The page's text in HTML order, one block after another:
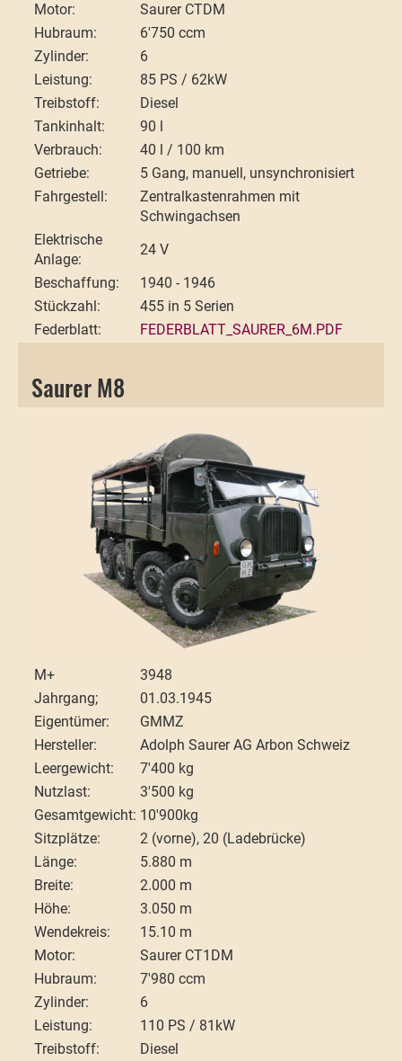
Motor:
Saurer CTDM
Hubraum:
6'750 ccm
Zylinder:
6
Leistung:
85 PS / 62kW
Treibstoff:
Diesel
Tankinhalt:
90 l
Verbrauch:
40 l / 100 km
Getriebe:
5 Gang, manuell, unsynchronisiert
Fahrgestell:
Zentralkastenrahmen mit
Schwingachsen
Elektrische
Anlage:
24 V
Beschaffung:
1940 - 1946
Stückzahl:
455 in 5 Serien
Federblatt:
FEDERBLATT_SAURER_6M.PDF
Saurer M8
M+
3948
Jahrgang;
01.03.1945
Eigentümer:
GMMZ
Hersteller:
Adolph Saurer AG Arbon Schweiz
Leergewicht:
7'400 kg
Nutzlast:
3'500 kg
Gesamtgewicht: 10'900kg
Sitzplätze:
2 (vorne), 20 (Ladebrücke)
Länge:
5.880 m
Breite:
2.000 m
Höhe:
3.050 m
Wendekreis:
15.10 m
Motor:
Saurer CT1DM
Hubraum:
7'980 ccm
Zylinder:
6
Leistung:
110 PS / 81kW
Treibstoff:
Diesel